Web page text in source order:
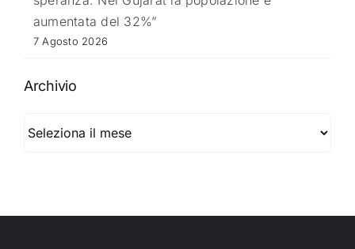
aumentata del 32%”
7 Agosto 2026
Archivio